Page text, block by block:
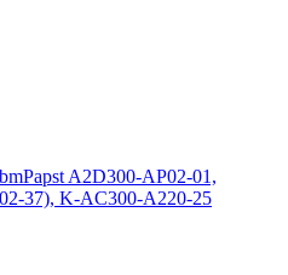
A2D300-AP02-01,
37), K-AC300-A220-25